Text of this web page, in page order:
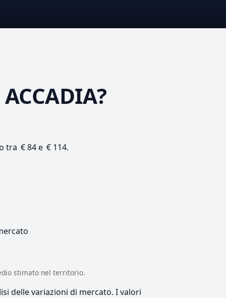
tra € 84 e € 114.
stimato nel territorio.
delle variazioni di mercato. I valori